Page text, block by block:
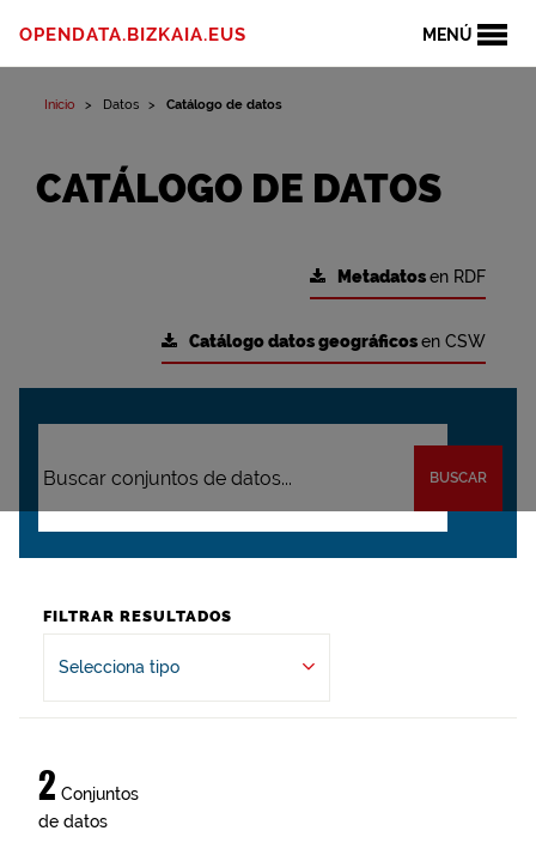
MENÚ
OPENDATA.BIZKAIA.EUS
Inicio Datos Catálogo de datos
CATÁLOGO DE DATOS
Metadatosen RDF
Catálogo datos geográficosen CSW
BUSCAR
FILTRAR RESULTADOS
Selecciona tipo
2 Conjuntos
de datos